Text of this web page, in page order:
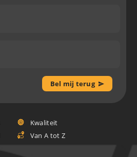
Bel mij terug
Kwaliteit
Van A tot Z